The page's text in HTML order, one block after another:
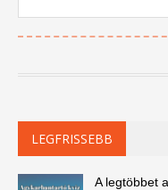
LEGFRISSEBB
A legtöbbet